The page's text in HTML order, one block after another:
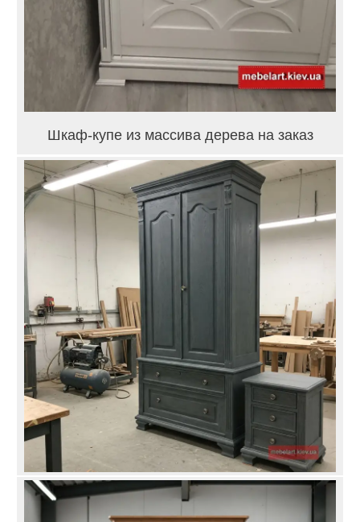
Шкаф-купе из массива дерева на заказ